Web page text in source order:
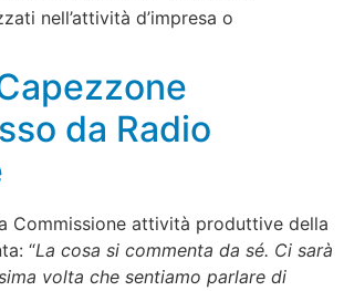
nell’attività d’impresa o
da Radio
Commissione attività produttive della
“La cosa si commenta da sé. Ci sarà
volta che sentiamo parlare di